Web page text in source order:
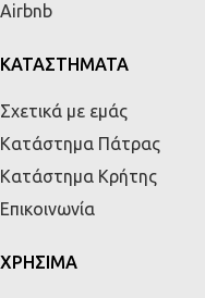
Airbnb
ΚΑΤΑΣΤΗΜΑΤΑ
Σχετικά με εμάς
Κατάστημα Πάτρας
Κατάστημα Κρήτης
Επικοινωνία
ΧΡΗΣΙΜΑ